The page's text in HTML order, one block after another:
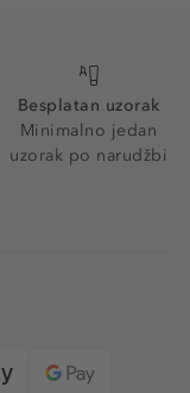
Besplatan uzorak
Minimalno jedan
uzorak po narudžbi